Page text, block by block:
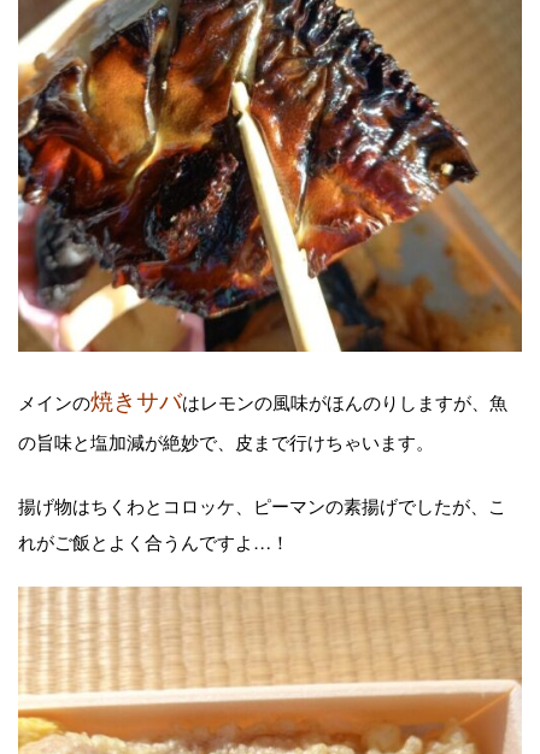
メインの焼きサバはレモンの風味がほんのりしますが、魚
の旨味と塩加減が絶妙で、皮まで行けちゃいます。
揚げ物はちくわとコロッケ、ピーマンの素揚げでしたが、こ
れがご飯とよく合うんですよ…！